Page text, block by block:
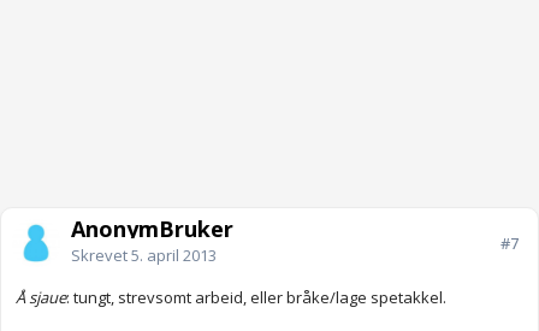
AnonymBruker
Skrevet5. april 2013
#7
Å sjaue: tungt, strevsomt arbeid, eller bråke/lage spetakkel.